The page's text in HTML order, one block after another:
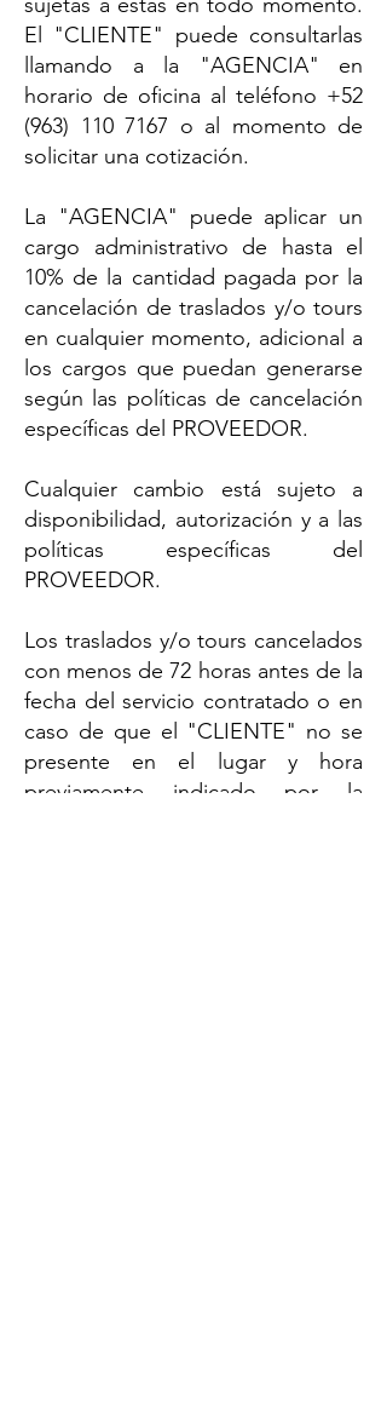
El "CLIENTE" puede consultarlas
llamando a la "AGENCIA" en
horario de oficina al teléfono +52
(963) 110 7167 o al momento de
solicitar una cotización.
La "AGENCIA" puede aplicar un
cargo administrativo de hasta el
10% de la cantidad pagada por la
cancelación de traslados y/o tours
en cualquier momento, adicional a
los cargos que puedan generarse
según las políticas de cancelación
específicas del PROVEEDOR.
Cualquier cambio está sujeto a
disponibilidad, autorización y a las
políticas específicas del
PROVEEDOR.
Los traslados y/o tours cancelados
con menos de 72 horas antes de la
fecha del servicio contratado o en
caso de que el "CLIENTE" no se
presente en el lugar y hora
previamente indicado por la